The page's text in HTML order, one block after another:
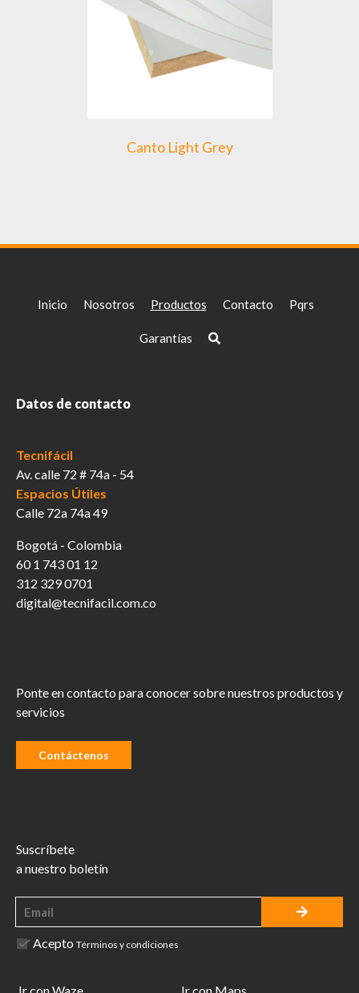
Canto Light Grey
Inicio Nosotros Productos Contacto Pqrs
Garantías
Datos de contacto
Tecnifácil
Av. calle 72 # 74a - 54
Espacios Útiles
Calle 72a 74a 49
Bogotá - Colombia
60 1 743 01 12
312 329 0701
digital@tecnifacil.com.co
Ponte en contacto para conocer sobre nuestros productos y
servicios
Contáctenos
Suscríbete
a nuestro boletín
Acepto Términos y condiciones